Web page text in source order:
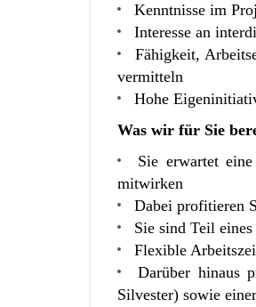
Kenntnisse im
Interesse an
Fähigkeit,
vermitteln
Hohe
Was wir für Sie
Sie erwartet
mitwirken
Dabei profitieren
Sie sind Teil
Flexible
Darüber hinaus
Silvester) sowie